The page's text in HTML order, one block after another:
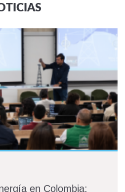
en Colombia: